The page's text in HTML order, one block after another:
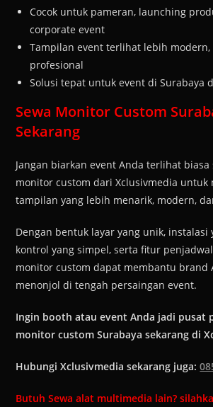
Cocok untuk pameran, launching
corporate event
Tampilan event terlihat lebih
profesional
Solusi tepat untuk event di Surabaya
Sewa Monitor Custom
Sekarang
Jangan biarkan event Anda terlihat biasa
monitor custom dari Xclusivmedia untuk
tampilan yang lebih menarik, modern,
Dengan bentuk layar yang unik, instalasi
kontrol yang simpel, serta fitur
monitor custom dapat membantu brand
menonjol di tengah persaingan event.
Ingin booth atau event Anda jadi pusat
monitor custom Surabaya sekarang di
Hubungi Xclusivmedia sekarang juga:
Butuh Sewa alat multimedia lain?